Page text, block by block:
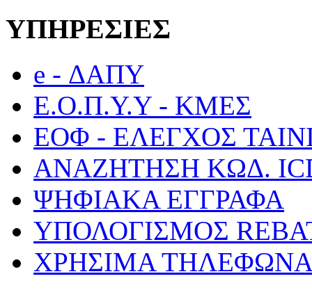
ΥΠΗΡΕΣΙΕΣ
e - ΔΑΠΥ
Ε.Ο.Π.Υ.Υ - ΚΜΕΣ
ΕΟΦ - ΕΛΕΓΧΟΣ
ΑΝΑΖΗΤΗΣΗ ΚΩΔ.
ΨΗΦΙΑΚΑ ΕΓΓΡΑΦΑ
ΥΠΟΛΟΓΙΣΜΟΣ
ΧΡΗΣΙΜΑ